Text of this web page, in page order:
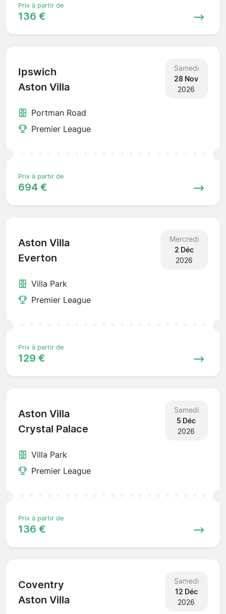
Prix à partir de
136 €
Ipswich
Aston Villa
Samedi
28 Nov
2026
Portman Road
Premier League
Prix à partir de
694 €
Aston Villa
Everton
Mercredi
2 Déc
2026
Villa Park
Premier League
Prix à partir de
129 €
Aston Villa
Crystal Palace
Samedi
5 Déc
2026
Villa Park
Premier League
Prix à partir de
136 €
Coventry
Aston Villa
Samedi
12 Déc
2026